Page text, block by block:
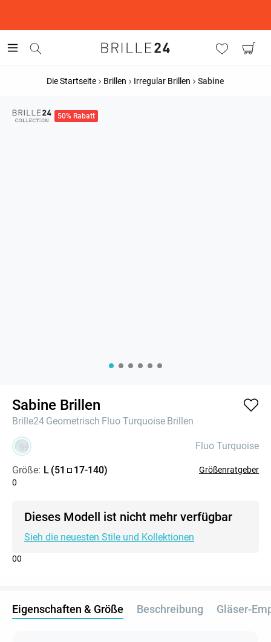
Die Startseite Brillen Irregular Brillen Sabine
50% Rabatt
Sabine Brillen
Brille24 Geometrisch Fluo Turquoise Brillen
Fluo Turquoise
Größe: L (51 17-140)
Größenratgeber
0
Dieses Modell ist nicht mehr verfügbar
Sieh die neuesten Stile und Kollektionen
00
Eigenschaften & Größe Beschreibung Gläser-